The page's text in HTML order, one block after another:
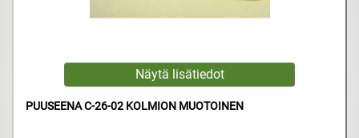
PUUSEENA C-26-02 KOLMION MUOTOINEN